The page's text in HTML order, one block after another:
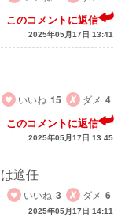
このコメントに返信
2025年05月17日 13:41
いいね 15 ダメ 4
このコメントに返信
2025年05月17日 13:45
適任
いいね 3 ダメ 6
2025年05月17日 14:11